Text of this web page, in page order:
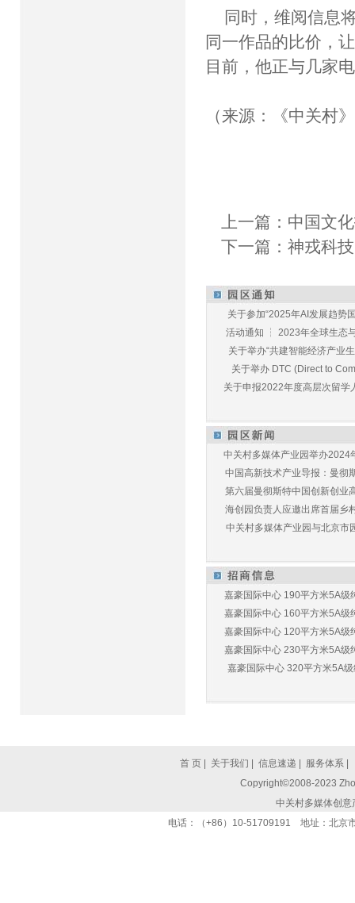
同时，维阅信息
同一作品的比价，
目前，他正与几家
（来源：《中关村
上一篇： 中国文
下一篇：神戎科
关于参加“2025年AI发展趋势
活动通知 ┆ 2023年全球生态
关于举办“共建智能经济产业
关于举办 DTC (Direct to
关于申报2022年度高层次留学
中关村多媒体产业园举办2024
中国高新技术产业导报：曼彻
第六届曼彻斯特中国创新创业
海创园负责人应邀出席首届乡
中关村多媒体产业园与北京市
嘉豪国际中心 190平方米5A级
嘉豪国际中心 160平方米5A级
嘉豪国际中心 120平方米5A级
嘉豪国际中心 230平方米5A级
嘉豪国际中心 320平方米5A
首 页 关于我们 信息速递 服务体系
Copyright©2008-2023
中关村多媒体创
电话：（+86）10-51709191 地址：北京